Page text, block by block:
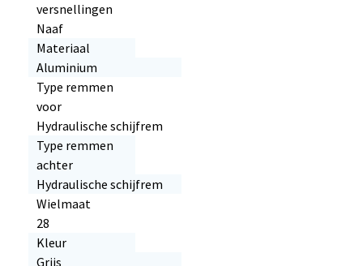
versnellingen
Naaf
Materiaal
Aluminium
Type remmen
voor
Hydraulische schijfrem
Type remmen
achter
Hydraulische schijfrem
Wielmaat
28
Kleur
Grijs